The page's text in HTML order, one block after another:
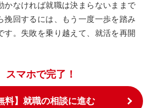
かなければ就職は決まらないままで
挽回するには、もう一度一歩を踏み
す。失敗を乗り越えて、就活を再開
スマホで完了！
料】就職の相談に進む